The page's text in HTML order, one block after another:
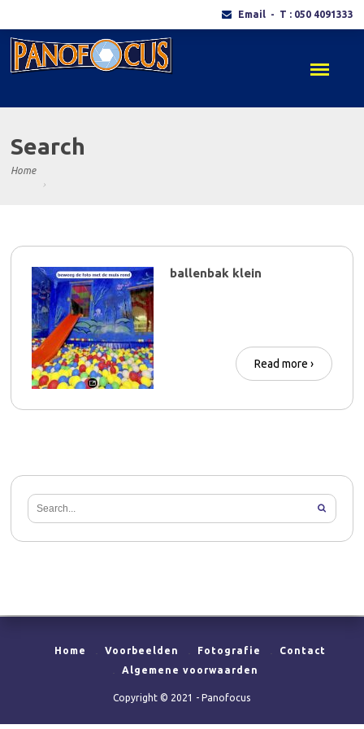
Email- T : 050 4091333
Search
Home
ballenbak klein
Read more ›
Home Voorbeelden Fotografie
Contact
Algemene voorwaarden
Copyright © 2021 - Panofocus